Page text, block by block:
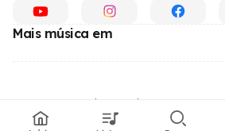
Mais música em
© 1996 - 2026, o maior site de ensino de